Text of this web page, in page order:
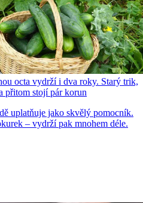
octa vydrží i dva roky. Starý trik,
přitom stojí pár korun
uplatňuje jako skvělý pomocník.
– vydrží pak mnohem déle.